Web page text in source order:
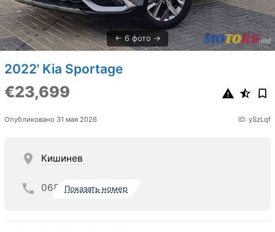
6 фото
2022' Kia Sportage
€23,699
Опубликовано 31 мая 2026 ID: ySzLqf
Кишинев
068 Показать номер